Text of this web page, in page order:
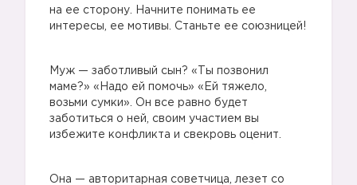
на ее сторону. Начните понимать ее
интересы, ее мотивы. Станьте ее союзницей!
Муж — заботливый сын? «Ты позвонил
маме?» «Надо ей помочь» «Ей тяжело,
возьми сумки». Он все равно будет
заботиться о ней, своим участием вы
избежите конфликта и свекровь оценит.
Она — авторитарная советчица, лезет со